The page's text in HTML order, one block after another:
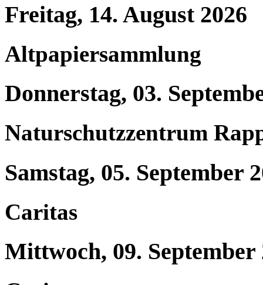
Freitag, 14. August 2026
Altpapiersammlung
Donnerstag, 03.
Naturschutzzentrum
Samstag, 05. September
Caritas
Mittwoch, 09. September